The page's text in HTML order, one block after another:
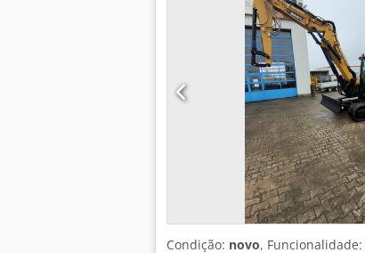
Condição: novo, Funcionalidade: